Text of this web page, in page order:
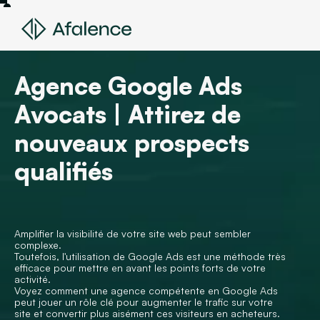
Agence Google Ads
Avocats | Attirez de
nouveaux prospects
qualifiés
Amplifier la visibilité de votre site web peut sembler
complexe.
Toutefois, l'utilisation de Google Ads est une méthode très
efficace pour mettre en avant les points forts de votre
activité.
Voyez comment une agence compétente en Google Ads
peut jouer un rôle clé pour augmenter le trafic sur votre
site et convertir plus aisément ces visiteurs en acheteurs.